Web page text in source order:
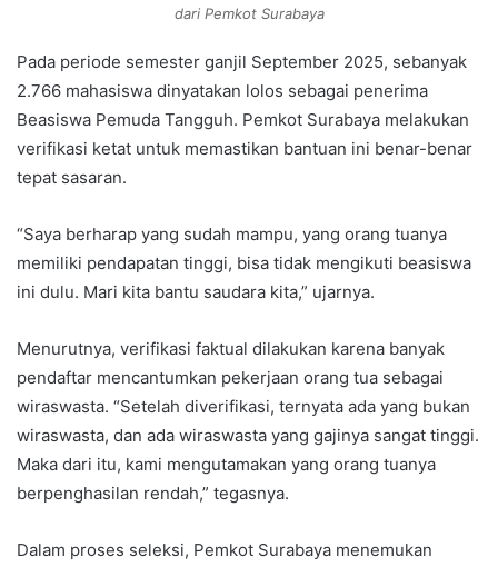
dari Pemkot Surabaya
Pada periode semester ganjil September 2025, sebanyak
2.766 mahasiswa dinyatakan lolos sebagai penerima
Beasiswa Pemuda Tangguh. Pemkot Surabaya melakukan
verifikasi ketat untuk memastikan bantuan ini benar-benar
tepat sasaran.
“Saya berharap yang sudah mampu, yang orang tuanya
memiliki pendapatan tinggi, bisa tidak mengikuti beasiswa
ini dulu. Mari kita bantu saudara kita,” ujarnya.
Menurutnya, verifikasi faktual dilakukan karena banyak
pendaftar mencantumkan pekerjaan orang tua sebagai
wiraswasta. “Setelah diverifikasi, ternyata ada yang bukan
wiraswasta, dan ada wiraswasta yang gajinya sangat tinggi.
Maka dari itu, kami mengutamakan yang orang tuanya
berpenghasilan rendah,” tegasnya.
Dalam proses seleksi, Pemkot Surabaya menemukan